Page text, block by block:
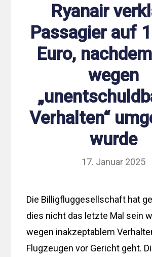
Ryanair
Passagier auf
Euro,
wegen
Verhalten“
wurde
17. Januar 2025
Die Billigfluggesellschaft hat
dies nicht das letzte Mal sein
wegen inakzeptablem
Flugzeugen vor Gericht geht.